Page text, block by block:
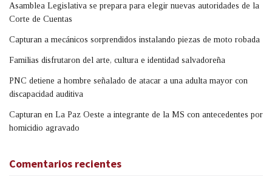
Asamblea Legislativa se prepara para elegir nuevas autoridades de la
Corte de Cuentas
Capturan a mecánicos sorprendidos instalando piezas de moto robada
Familias disfrutaron del arte, cultura e identidad salvadoreña
PNC detiene a hombre señalado de atacar a una adulta mayor con
discapacidad auditiva
Capturan en La Paz Oeste a integrante de la MS con antecedentes por
homicidio agravado
Comentarios recientes